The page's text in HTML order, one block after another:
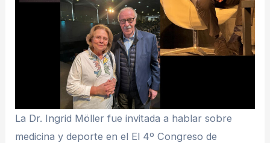
La Dr. Ingrid Möller fue invitada a hablar sobre
medicina y deporte en el El 4º Congreso de